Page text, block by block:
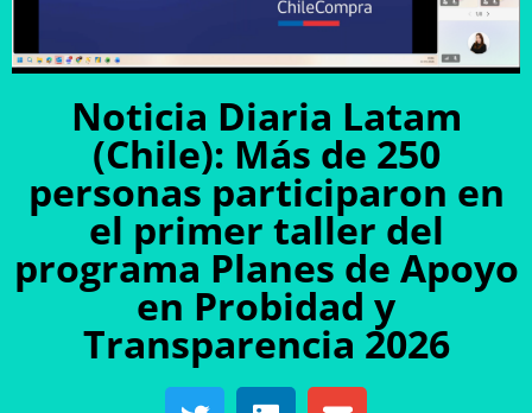
Noticia Diaria Latam
(Chile): Más de 250
personas participaron en
el primer taller del
programa Planes de Apoyo
en Probidad y
Transparencia 2026